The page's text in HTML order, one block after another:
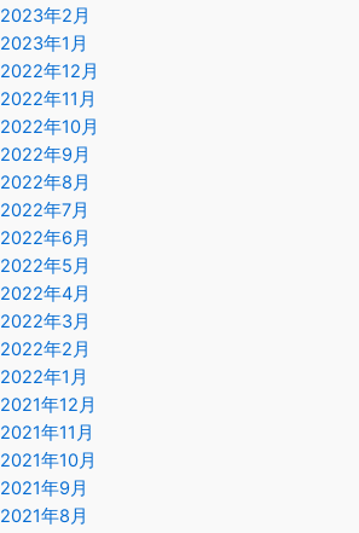
2023年2月
2023年1月
2022年12月
2022年11月
2022年10月
2022年9月
2022年8月
2022年7月
2022年6月
2022年5月
2022年4月
2022年3月
2022年2月
2022年1月
2021年12月
2021年11月
2021年10月
2021年9月
2021年8月